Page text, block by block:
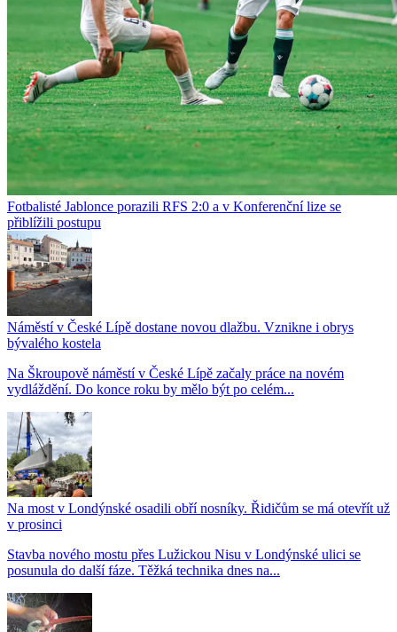
Fotbalisté Jablonce porazili RFS 2:0 a v Konferenční lize se
přiblížili postupu
Náměstí v České Lípě dostane novou dlažbu. Vznikne i obrys
bývalého kostela
Na Škroupově náměstí v České Lípě začaly práce na novém
vydláždění. Do konce roku by mělo být po celém...
Na most v Londýnské osadili obří nosníky. Řidičům se má otevřít už
v prosinci
Stavba nového mostu přes Lužickou Nisu v Londýnské ulici se
posunula do další fáze. Těžká technika dnes na...